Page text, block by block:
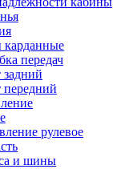
передач
рулевое
и шины